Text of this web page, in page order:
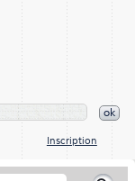
ok
Inscription